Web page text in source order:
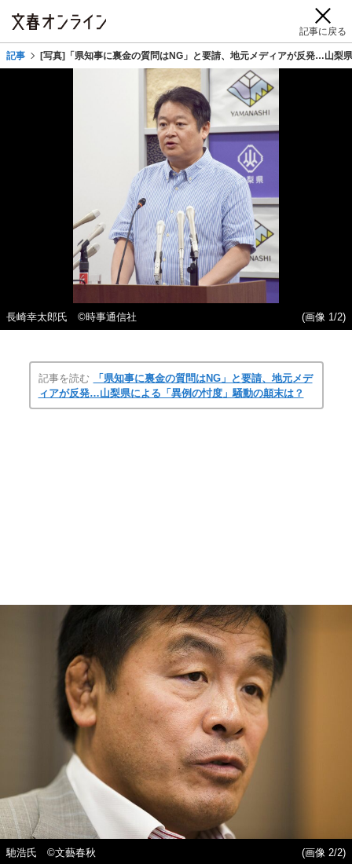
記事に戻る
記事 [写真]「県知事に裏金の質問はNG」と要請、地元メディアが反発…山梨
長崎幸太郎氏 ©時事通信社 (画像 1/2)
記事を読む
「県知事に裏金の質問はNG」と要請、地元メデ
ィアが反発…山梨県による「異例の忖度」騒動の顛末は？
馳浩氏 ©文藝春秋 (画像 2/2)